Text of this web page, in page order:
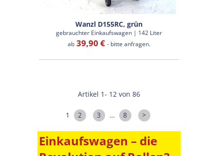
Wanzl D155RC, grün
gebrauchter Einkaufswagen | 142 Liter
ab39,90 € - bitte anfragen.
Artikel 1- 12 von 86
1 2 3 … 8 >
Einkaufswagen – die